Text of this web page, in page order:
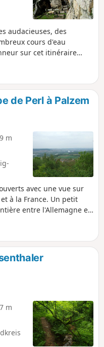
audacieuses, des
cours d'eau
sur cet itinéraire
de Perl à Palzem
m
avec une vue sur
à la France. Un petit
entre l'Allemagne et
Le paysage change
de la Moselle couverte
vastes champs du
m